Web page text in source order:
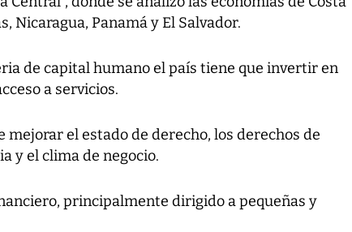
Nicaragua, Panamá y El Salvador.
de capital humano el país tiene que invertir en
a servicios.
mejorar el estado de derecho, los derechos de
y el clima de negocio.
principalmente dirigido a pequeñas y